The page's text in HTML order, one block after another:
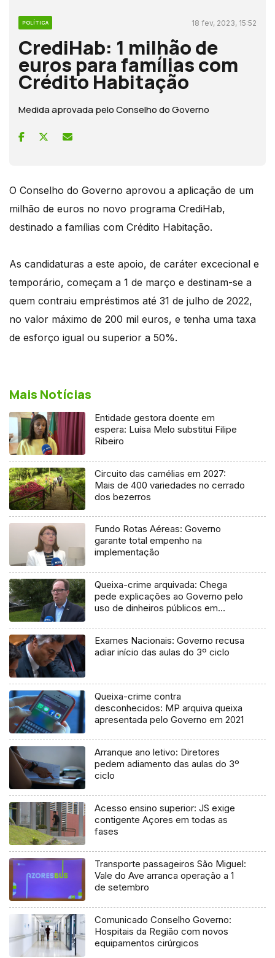
POLÍTICA 18 fev, 2023, 15:52
CrediHab: 1 milhão de
euros para famílias com
Crédito Habitação
Medida aprovada pelo Conselho do Governo
O Conselho do Governo aprovou a aplicação de um
milhão de euros no novo programa CrediHab,
destinado a famílias com Crédito Habitação.
As candidaturas a este apoio, de caráter excecional e
temporário, começam a 1 de março e destinam-se a
quem contraiu empréstimos até 31 de julho de 2022,
no valor máximo de 200 mil euros, e tenha uma taxa
de esforço igual ou superior a 50%.
Mais Notícias
Entidade gestora doente em
espera: Luísa Melo substitui Filipe
Ribeiro
Circuito das camélias em 2027:
Mais de 400 variedades no cerrado
dos bezerros
Fundo Rotas Aéreas: Governo
garante total empenho na
implementação
Queixa-crime arquivada: Chega
pede explicações ao Governo pelo
uso de dinheiros públicos em
Exames Nacionais: Governo recusa
adiar início das aulas do 3º ciclo
Queixa-crime contra
desconhecidos: MP arquiva queixa
apresentada pelo Governo em 2021
Arranque ano letivo: Diretores
pedem adiamento das aulas do 3º
ciclo
Acesso ensino superior: JS exige
contigente Açores em todas as
fases
Transporte passageiros São Miguel:
Vale do Ave arranca operação a 1
de setembro
Comunicado Conselho Governo:
Hospitais da Região com novos
equipamentos cirúrgicos